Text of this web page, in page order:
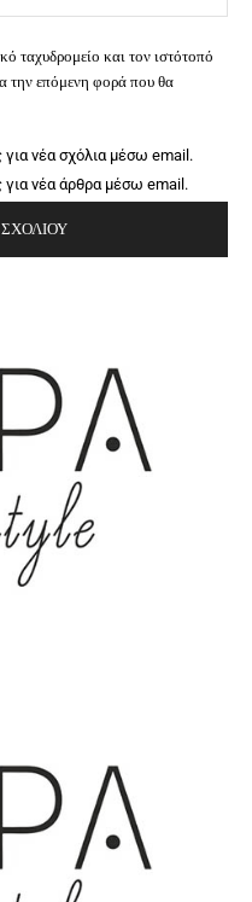
ταχυδρομείο και τον ιστότοπό
την επόμενη φορά που θα
νέα σχόλια μέσω email.
για νέα άρθρα μέσω email.